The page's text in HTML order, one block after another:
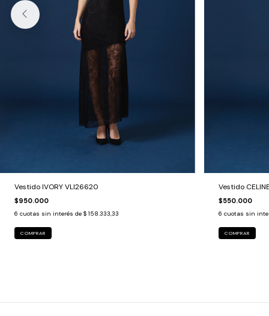
Vestido IVORY VLI26620
$950.000
6 cuotas sin interés de $ 158.333,33
COMPRAR
Vestido
$550.000
6 cuotas sin
COMPRAR